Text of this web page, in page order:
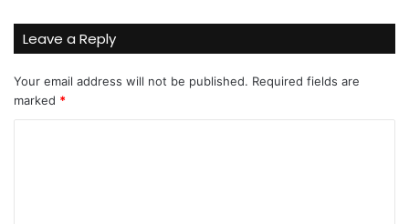
Leave a Reply
Your email address will not be published. Required fields are
marked *